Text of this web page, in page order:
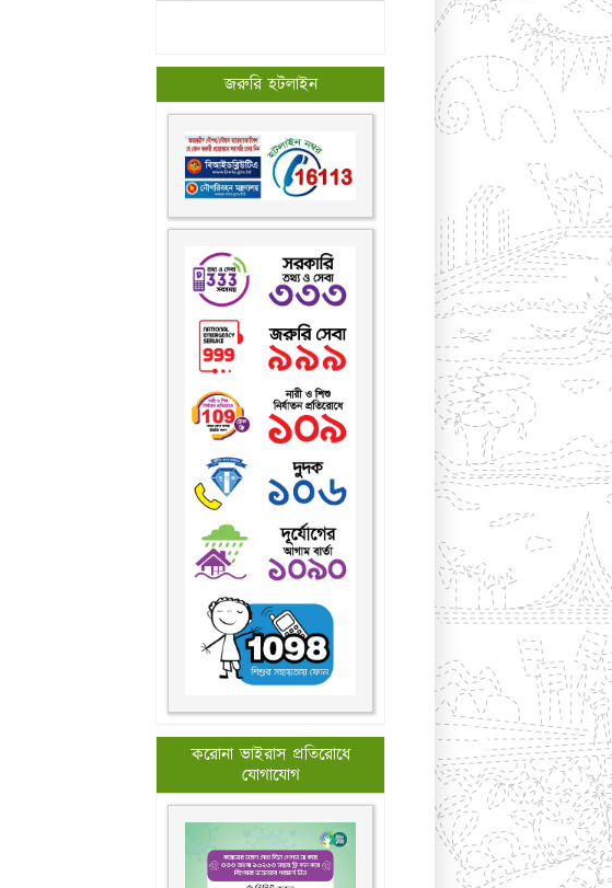
জরুরি হটলাইন
করোনা ভাইরাস প্রতিরোধে
যোগাযোগ